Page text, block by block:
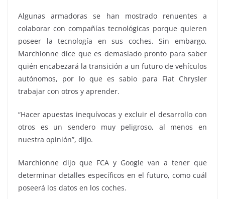
Algunas armadoras se han mostrado renuentes a
colaborar con compañías tecnológicas porque quieren
poseer la tecnología en sus coches. Sin embargo,
Marchionne dice que es demasiado pronto para saber
quién encabezará la transición a un futuro de vehículos
autónomos, por lo que es sabio para Fiat Chrysler
trabajar con otros y aprender.
“Hacer apuestas inequívocas y excluir el desarrollo con
otros es un sendero muy peligroso, al menos en
nuestra opinión”, dijo.
Marchionne dijo que FCA y Google van a tener que
determinar detalles específicos en el futuro, como cuál
poseerá los datos en los coches.